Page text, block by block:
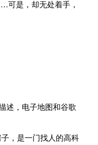
可是，却无处着手，
述，电子地图和谷歌
，是一门找人的高科